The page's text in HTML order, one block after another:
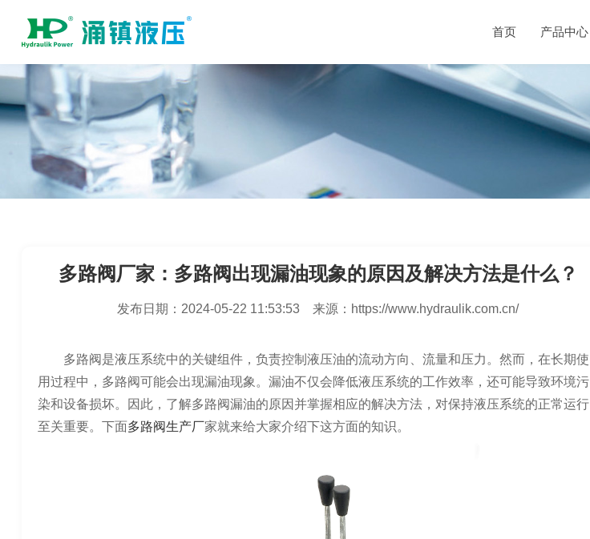
首页 产品中心
多路阀厂家：多路阀出现漏油现象的原因及解决方法是什么？
发布日期： 2024-05-22 11:53:53 来源： https://www.hydraulik.com.cn/
多路阀是液压系统中的关键组件，负责控制液压油的流动方向、流量和压力。然而，在长期使
用过程中，多路阀可能会出现漏油现象。漏油不仅会降低液压系统的工作效率，还可能导致环境污
染和设备损坏。因此，了解多路阀漏油的原因并掌握相应的解决方法，对保持液压系统的正常运行
至关重要。下面多路阀生产厂家就来给大家介绍下这方面的知识。